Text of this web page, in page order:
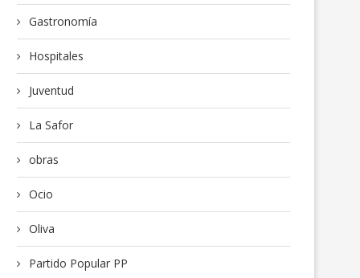
Gastronomía
Hospitales
Juventud
La Safor
obras
Ocio
Oliva
Partido Popular PP